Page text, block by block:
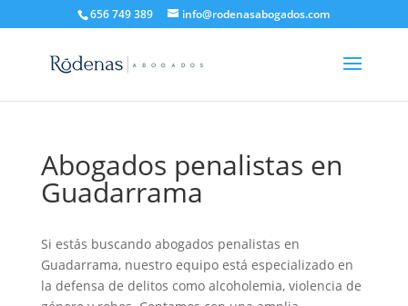
656 749 389 info@rodenasabogados.com
Abogados penalistas en
Guadarrama
Si estás buscando abogados penalistas en
Guadarrama, nuestro equipo está especializado en
la defensa de delitos como alcoholemia, violencia de